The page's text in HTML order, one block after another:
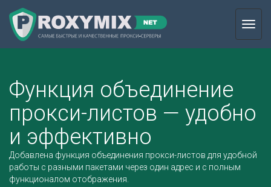
Функция объединение
прокси-листов — удобно
и эффективно
Добавлена функция объединения прокси-листов для удобной
работы с разными пакетами через один адрес и с полным
функционалом отображения.